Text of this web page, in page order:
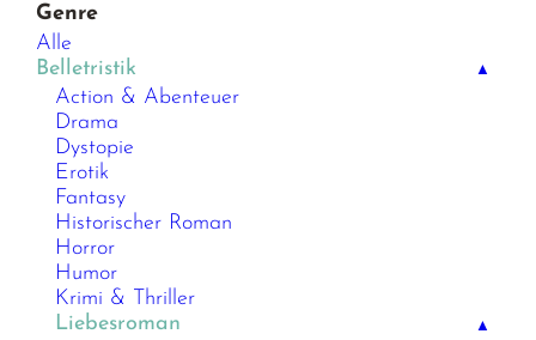
Genre
Alle
Belletristik
▲
Action & Abenteuer
Drama
Dystopie
Erotik
Fantasy
Historischer Roman
Horror
Humor
Krimi & Thriller
Liebesroman
▲